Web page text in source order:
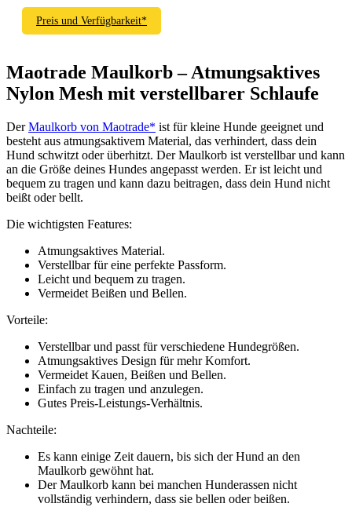
Preis und Verfügbarkeit*
Maotrade Maulkorb – Atmungsaktives
Nylon Mesh mit verstellbarer Schlaufe
DerMaulkorb von Maotrade* ist für kleine Hunde geeignet und
besteht aus atmungsaktivem Material, das verhindert, dass dein
Hund schwitzt oder überhitzt. Der Maulkorb ist verstellbar und kann
an die Größe deines Hundes angepasst werden. Er ist leicht und
bequem zu tragen und kann dazu beitragen, dass dein Hund nicht
beißt oder bellt.
Die wichtigsten Features:
Atmungsaktives Material.
Verstellbar für eine perfekte Passform.
Leicht und bequem zu tragen.
Vermeidet Beißen und Bellen.
Vorteile:
Verstellbar und passt für verschiedene Hundegrößen.
Atmungsaktives Design für mehr Komfort.
Vermeidet Kauen, Beißen und Bellen.
Einfach zu tragen und anzulegen.
Gutes Preis-Leistungs-Verhältnis.
Nachteile:
Es kann einige Zeit dauern, bis sich der Hund an den
Maulkorb gewöhnt hat.
Der Maulkorb kann bei manchen Hunderassen nicht
vollständig verhindern, dass sie bellen oder beißen.